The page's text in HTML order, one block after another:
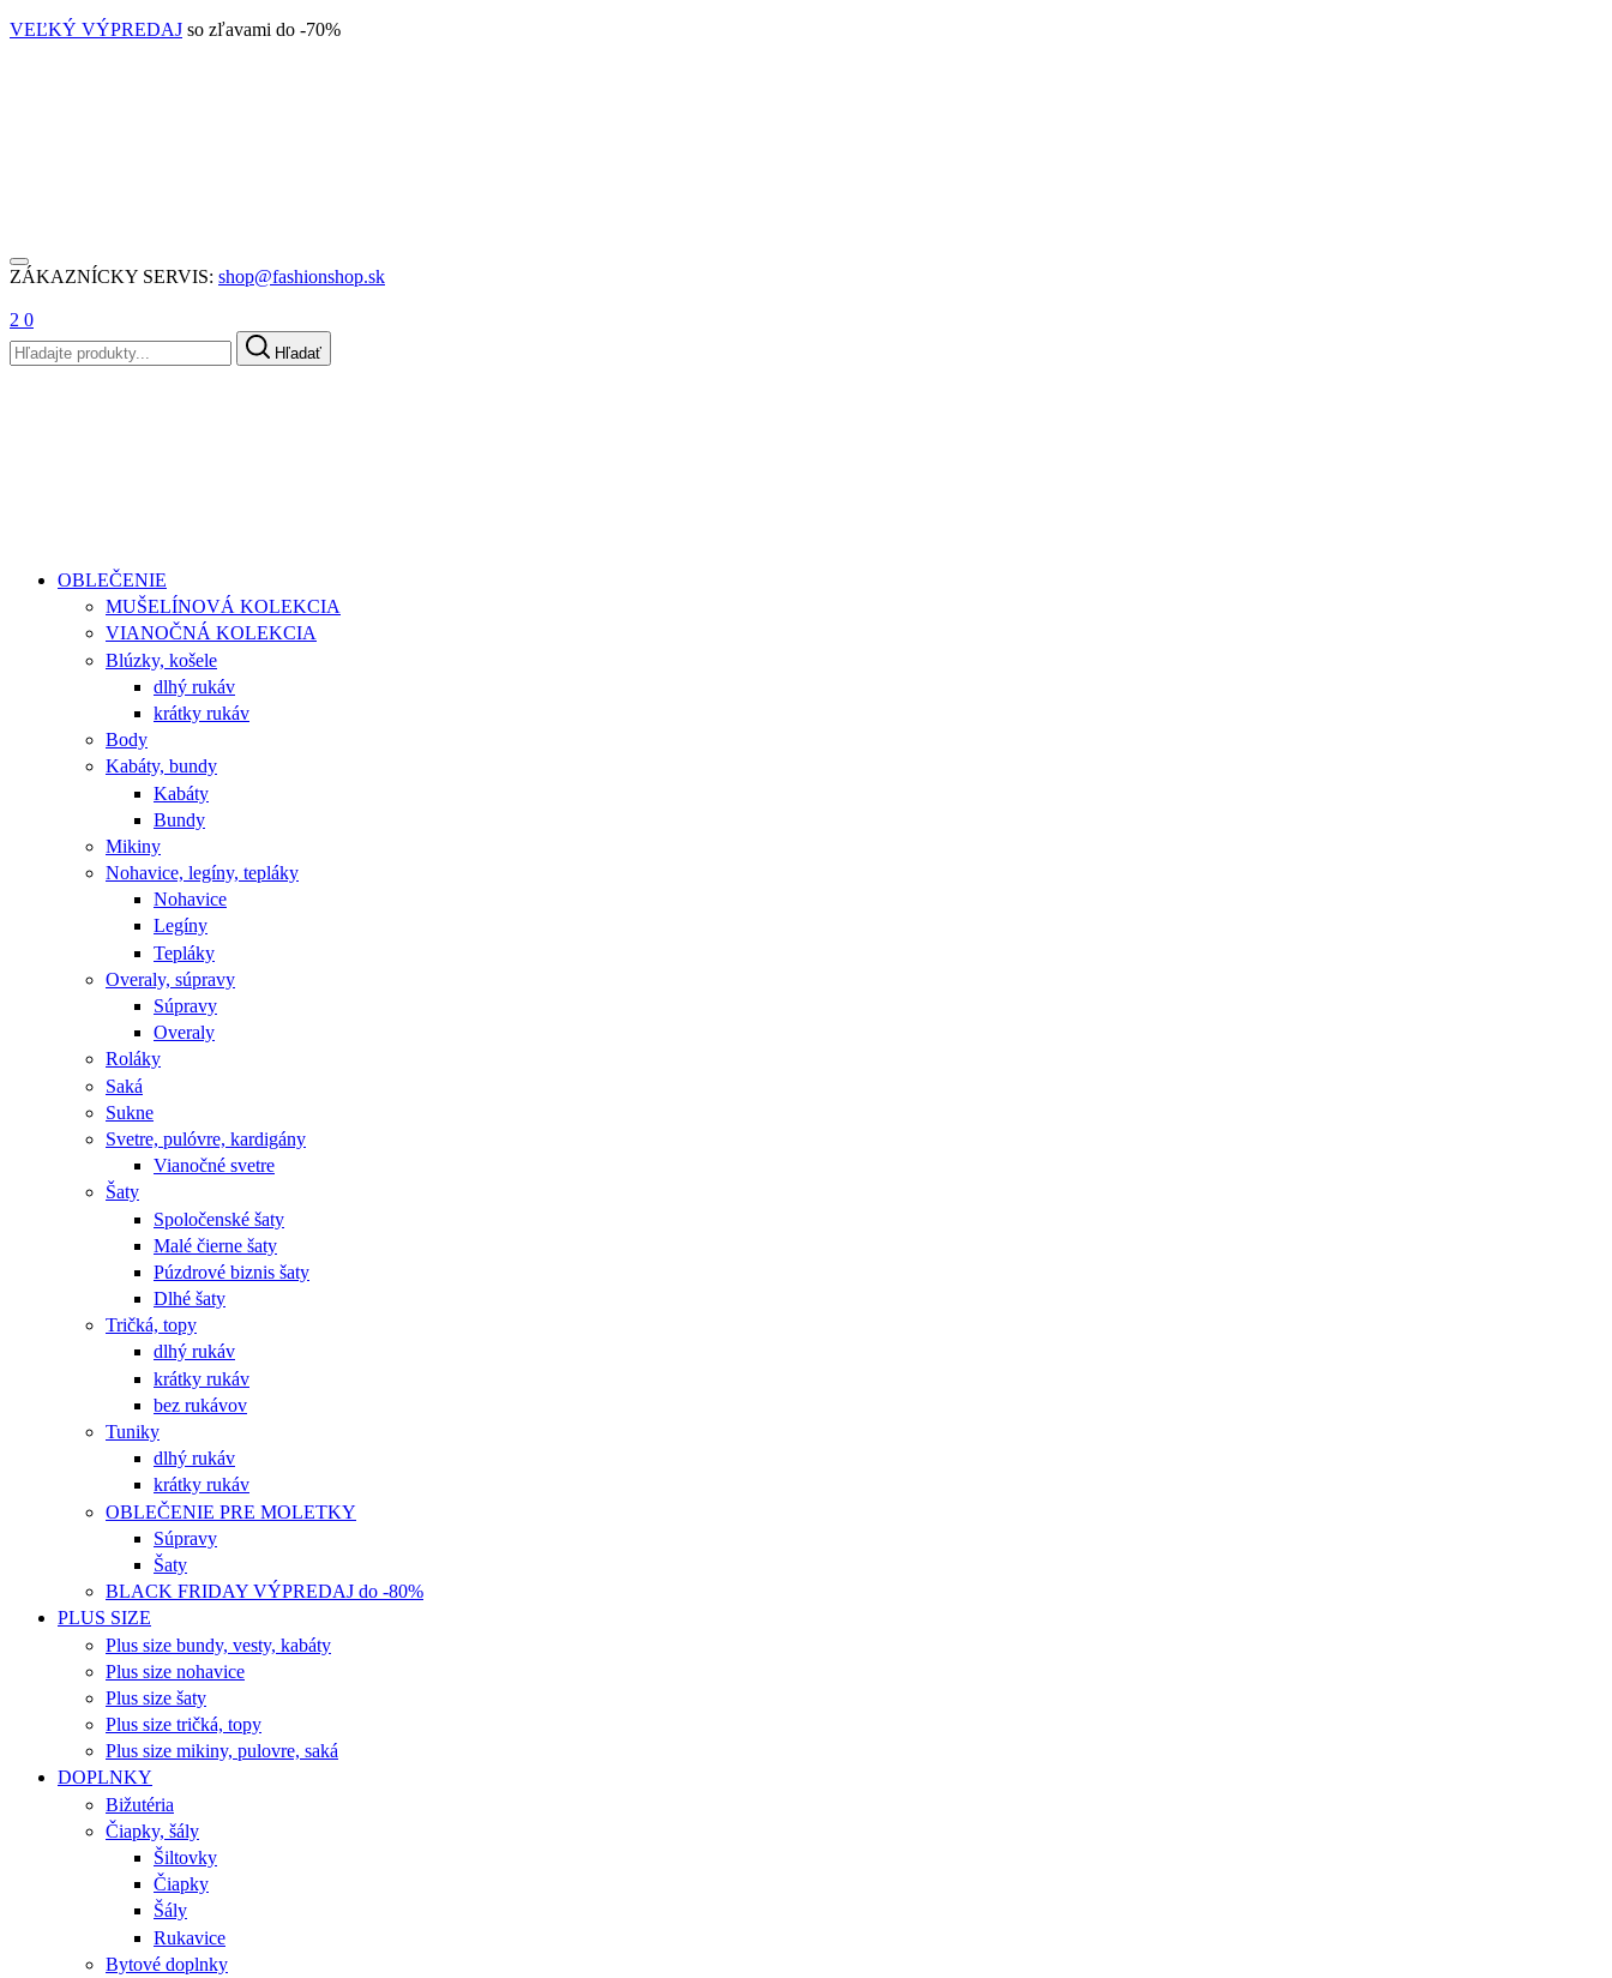
VEĽKÝ VÝPREDAJ so zľavami do -70%
ZÁKAZNÍCKY SERVIS: shop@fashionshop.sk
2 0
Hľadať
OBLEČENIE
MUŠELÍNOVÁ KOLEKCIA
VIANOČNÁ KOLEKCIA
Blúzky, košele
dlhý rukáv
krátky rukáv
Body
Kabáty, bundy
Kabáty
Bundy
Mikiny
Nohavice, legíny, tepláky
Nohavice
Legíny
Tepláky
Overaly, súpravy
Súpravy
Overaly
Roláky
Saká
Sukne
Svetre, pulóvre, kardigány
Vianočné svetre
Šaty
Spoločenské šaty
Malé čierne šaty
Púzdrové biznis šaty
Dlhé šaty
Tričká, topy
dlhý rukáv
krátky rukáv
bez rukávov
Tuniky
dlhý rukáv
krátky rukáv
OBLEČENIE PRE MOLETKY
Súpravy
Šaty
BLACK FRIDAY VÝPREDAJ do -80%
PLUS SIZE
Plus size bundy, vesty, kabáty
Plus size nohavice
Plus size šaty
Plus size tričká, topy
Plus size mikiny, pulovre, saká
DOPLNKY
Bižutéria
Čiapky, šály
Šiltovky
Čiapky
Šály
Rukavice
Bytové doplnky